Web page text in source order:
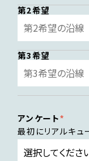
第2希望
第3希望
アンケート
最初にリアルキュ